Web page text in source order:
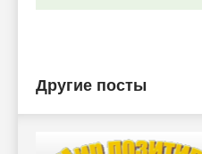
Другие посты